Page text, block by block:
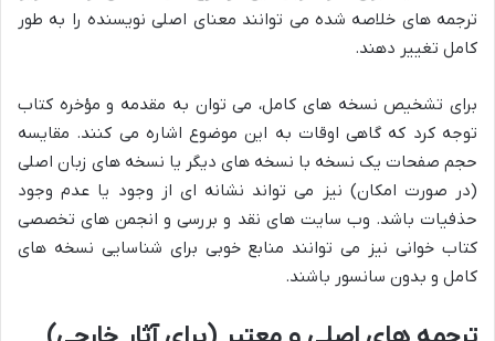
ترجمه های خلاصه شده می توانند معنای اصلی نویسنده را به طور
کامل تغییر دهند.
برای تشخیص نسخه های کامل، می توان به مقدمه و مؤخره کتاب
توجه کرد که گاهی اوقات به این موضوع اشاره می کنند. مقایسه
حجم صفحات یک نسخه با نسخه های دیگر یا نسخه های زبان اصلی
(در صورت امکان) نیز می تواند نشانه ای از وجود یا عدم وجود
حذفیات باشد. وب سایت های نقد و بررسی و انجمن های تخصصی
کتاب خوانی نیز می توانند منابع خوبی برای شناسایی نسخه های
کامل و بدون سانسور باشند.